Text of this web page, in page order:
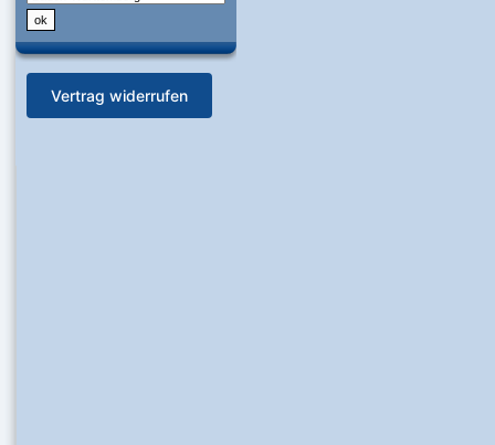
Vertrag widerrufen